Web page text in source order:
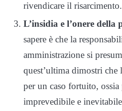
rivendicare il risarcimento.
L’insidia e l’onere della
sapere è che la
amministrazione si
quest’ultima dimostri che
per un caso fortuito, ossia
imprevedibile e